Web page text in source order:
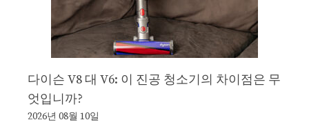
다이슨 V8 대 V6: 이 진공 청소기의 차이점은 무
엇입니까?
2026년 08월 10일